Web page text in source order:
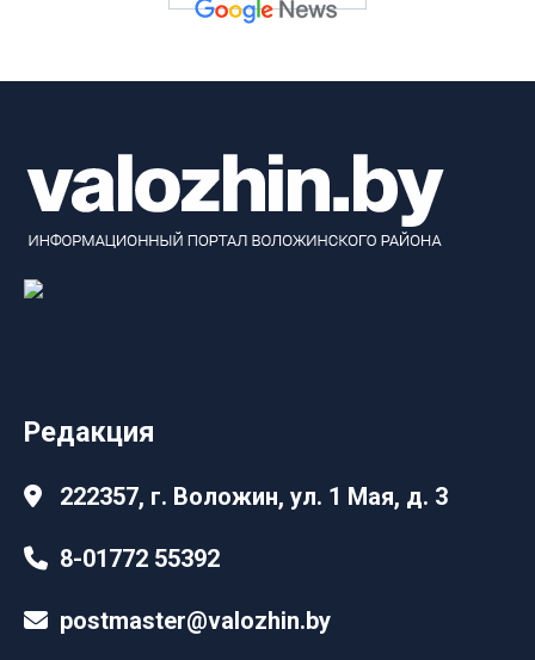
Редакция
222357, г. Воложин, ул. 1 Мая, д. 3
8-01772 55392
postmaster@valozhin.by